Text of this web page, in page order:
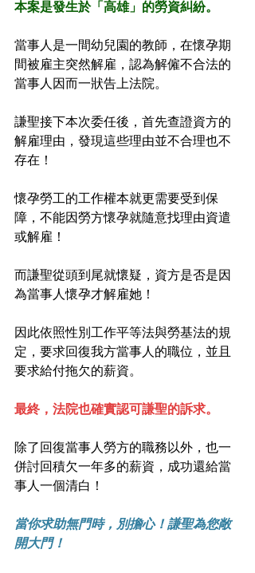
本案是發生於「高雄」的勞資糾紛。
當事人是一間幼兒園的教師，在懷孕期
間被雇主突然解雇，認為解僱不合法的
當事人因而一狀告上法院。
謙聖接下本次委任後，首先查證資方的
解雇理由，發現這些理由並不合理也不
存在！
懷孕勞工的工作權本就更需要受到保
障，不能因勞方懷孕就隨意找理由資遣
或解雇！
而謙聖從頭到尾就懷疑，資方是否是因
為當事人懷孕才解雇她！
因此依照性別工作平等法與勞基法的規
定，要求回復我方當事人的職位，並且
要求給付拖欠的薪資。
最終，法院也確實認可謙聖的訴求。
除了回復當事人勞方的職務以外，也一
併討回積欠一年多的薪資，成功還給當
事人一個清白！
當你求助無門時，別擔心！謙聖為您敞
開大門！